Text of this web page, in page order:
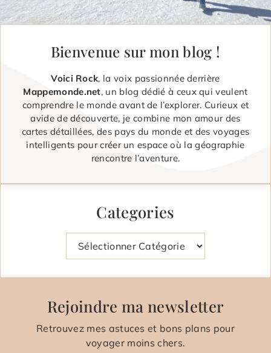
Bienvenue sur mon blog !
Voici Rock, la voix passionnée derrière
Mappemonde.net, un blog dédié à ceux qui veulent
comprendre le monde avant de l’explorer. Curieux et
avide de découverte, je combine mon amour des
cartes détaillées, des pays du monde et des voyages
intelligents pour créer un espace où la géographie
rencontre l’aventure.
Categories
Rejoindre ma newsletter
Retrouvez mes astuces et bons plans pour
voyager moins chers.